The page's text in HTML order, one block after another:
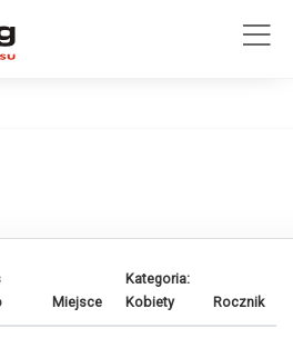
Miejsce
Kategoria:
Kobiety
Rocznik